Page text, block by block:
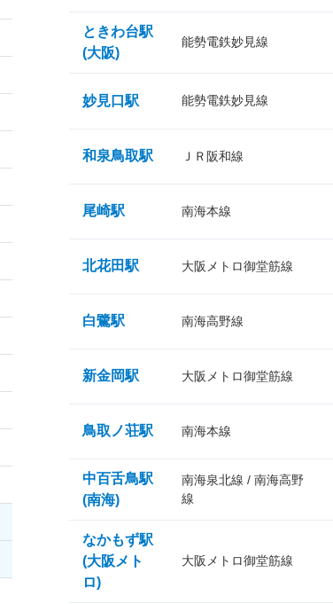
ときわ台駅
(大阪)
能勢電鉄妙見線
妙見口駅 能勢電鉄妙見線
和泉鳥取駅 ＪＲ阪和線
尾崎駅 南海本線
北花田駅 大阪メトロ御堂筋線
白鷺駅 南海高野線
新金岡駅 大阪メトロ御堂筋線
鳥取ノ荘駅 南海本線
中百舌鳥駅
(南海)
南海泉北線 / 南海高野
線
なかもず駅
(大阪メト
ロ)
大阪メトロ御堂筋線